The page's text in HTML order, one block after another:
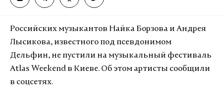
Российских музыкантов Найка Борзова и Андрея
Лысикова, известного под псевдонимом
Дельфин, не пустили на музыкальный фестиваль
Atlas Weekend в Киеве. Об этом артисты сообщили
в соцсетях.